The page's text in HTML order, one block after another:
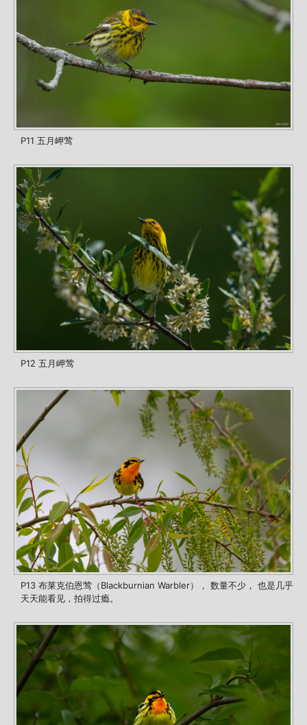
P11 五月岬莺
P12 五月岬莺
P13 布莱克伯恩莺（Blackburnian Warbler）， 数量不少， 也是几乎
天天能看见，拍得过瘾。